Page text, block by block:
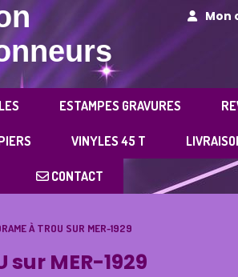
Mon
ESTAMPES GRAVURES
VINYLES 45 T
CONTACT
À TROU SUR MER-1929
sur MER-1929